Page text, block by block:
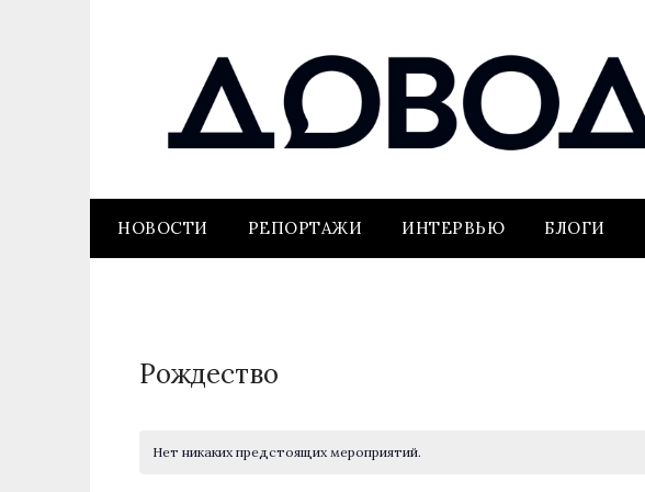
НОВОСТИ РЕПОРТАЖИ ИНТЕРВЬЮ БЛОГИ
Рождество
Нет никаких предстоящих мероприятий.